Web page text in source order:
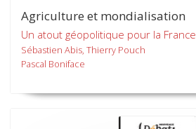
Agriculture et mondialisation
Un atout géopolitique pour la France
Sébastien Abis, Thierry Pouch
Pascal Boniface